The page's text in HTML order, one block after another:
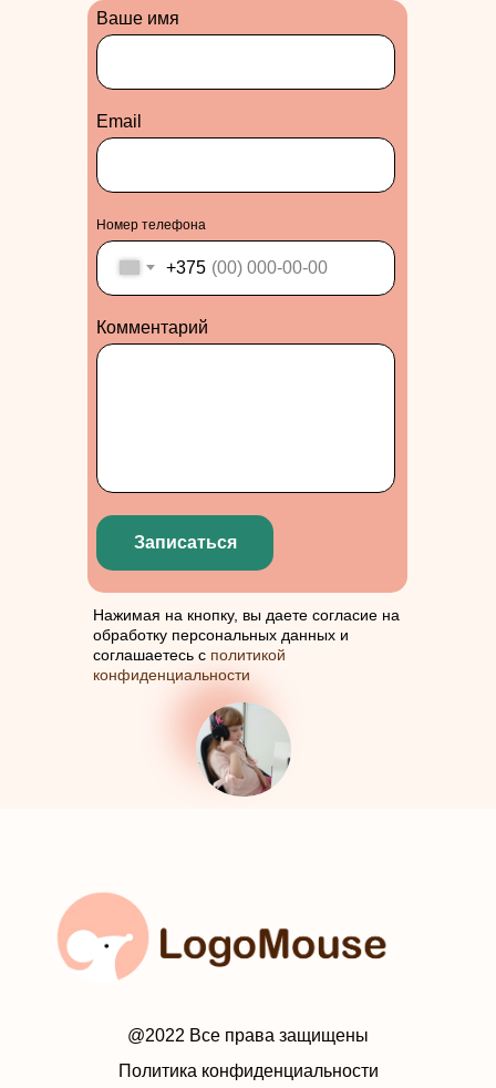
Ваше имя
Еmail
Номер телефона
+375
Комментарий
Записаться
Нажимая на кнопку, вы даете согласие на
обработку персональных данных и
соглашаетесь с политикой
конфиденциальности
@2022 Все права защищены
Политика конфиденциальности